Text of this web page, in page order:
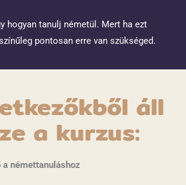
hogyan tanulj németül. Mert ha ezt
pontosan erre van szükséged.
áll
a kurzus:
némettanuláshoz